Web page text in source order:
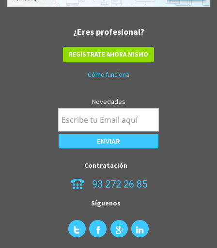
¿Eres profesional?
REGÍSTRATE AHORA MISMO
Cómo funciona
Novedades
Contratación
93 272 26 85
Síguenos